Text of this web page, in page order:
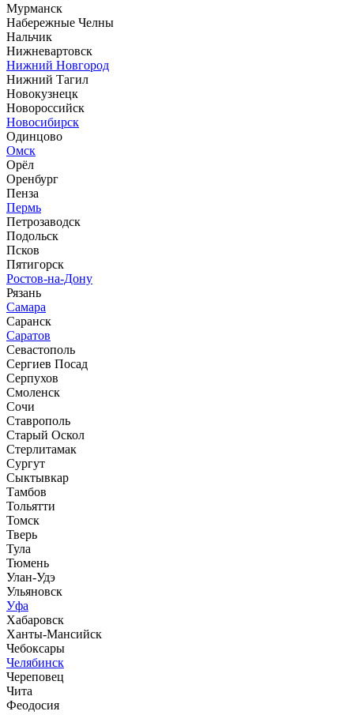
Мурманск
Набережные Челны
Нальчик
Нижневартовск
Нижний Новгород
Нижний Тагил
Новокузнецк
Новороссийск
Новосибирск
Одинцово
Омск
Орёл
Оренбург
Пенза
Пермь
Петрозаводск
Подольск
Псков
Пятигорск
Ростов-на-Дону
Рязань
Самара
Саранск
Саратов
Севастополь
Сергиев Посад
Серпухов
Смоленск
Сочи
Ставрополь
Старый Оскол
Стерлитамак
Сургут
Сыктывкар
Тамбов
Тольятти
Томск
Тверь
Тула
Тюмень
Улан-Удэ
Ульяновск
Уфа
Хабаровск
Ханты-Мансийск
Чебоксары
Челябинск
Череповец
Чита
Феодосия